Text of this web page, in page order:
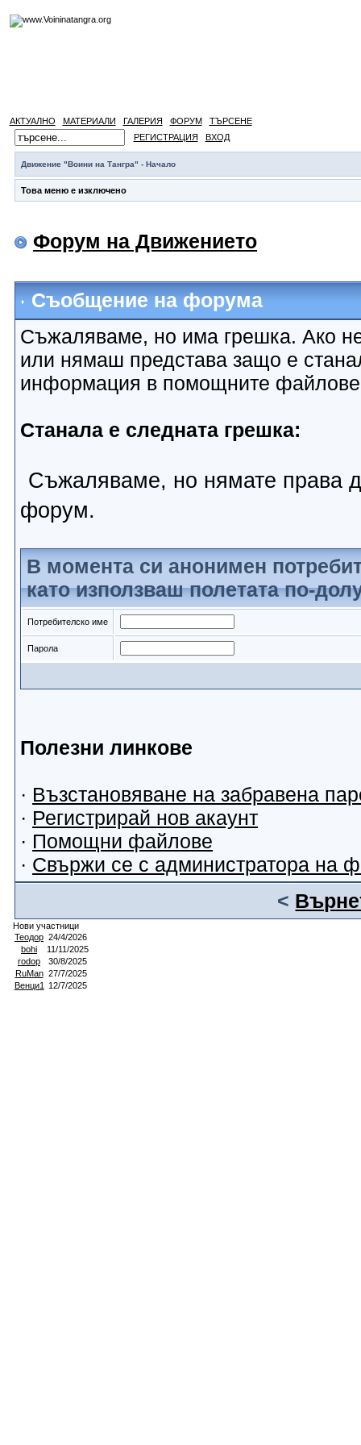
АКТУАЛНО МАТЕРИАЛИ ГАЛЕРИЯ ФОРУМ
ТЪРСЕНЕ
РЕГИСТРАЦИЯ
ВХОД
Движение "Воини на Тангра" - Начало
Това меню е изключено
Форум на Движението
Съобщение на форума
Съжаляваме, но има грешка. Ако
или нямаш представа защо е
информация в помощните
Станала е следната грешка:
Съжаляваме, но нямате права
форум.
В момента си анонимен
като използваш полетата по-
Потребителско име
Парола
Полезни линкове
· Възстановяване на забравена
· Регистрирай нов акаунт
· Помощни файлове
· Свържи се с администратора на
<
Нови участници
Теодор 24/4/2026
bohi
11/11/2025
rodop
30/8/2025
RuMan 27/7/2025
Венци1
12/7/2025